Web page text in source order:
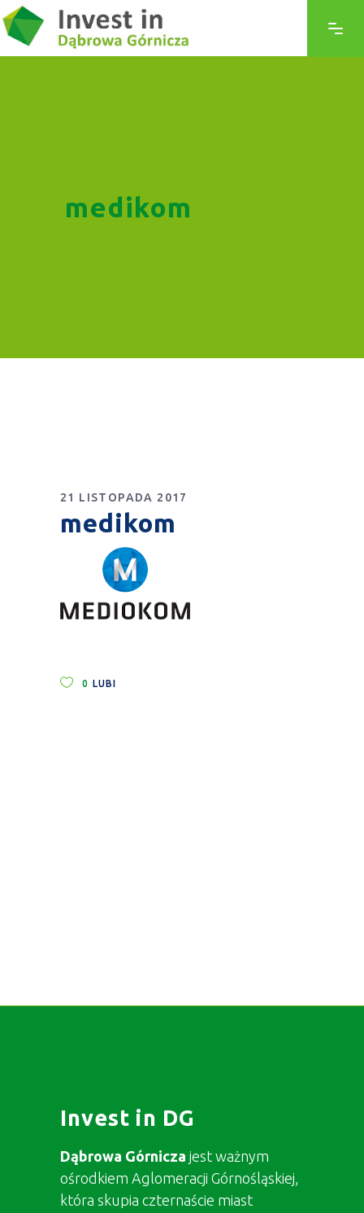
medikom
21 LISTOPADA 2017
medikom
0 LUBI
Invest in DG
Dąbrowa Górnicza jest ważnym
ośrodkiem Aglomeracji Górnośląskiej,
która skupia czternaście miast